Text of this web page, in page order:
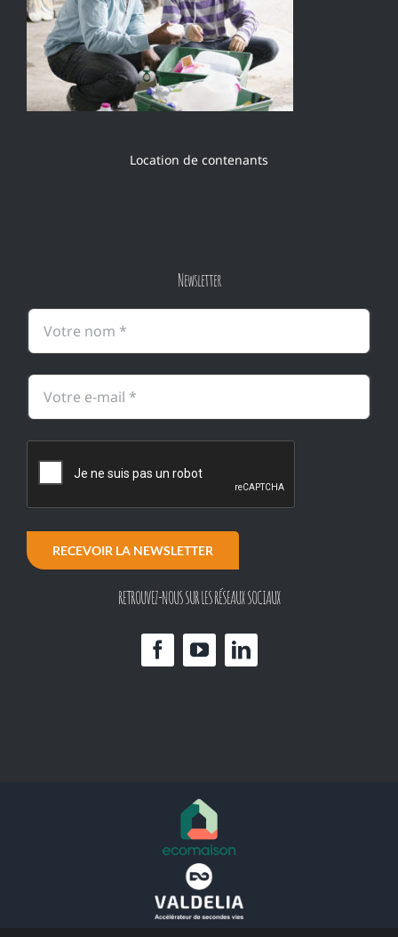
Location de contenants
Newsletter
RECEVOIR LA NEWSLETTER
RETROUVEZ-NOUS SUR LES RÉSEAUX SOCIAUX